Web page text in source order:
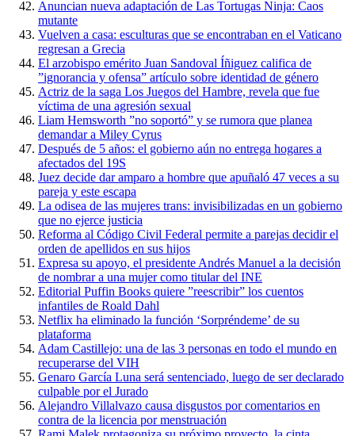
Anuncian nueva adaptación de Las Tortugas Ninja: Caos
mutante
Vuelven a casa: esculturas que se encontraban en el Vaticano
regresan a Grecia
El arzobispo emérito Juan Sandoval Íñiguez califica de
”ignorancia y ofensa” artículo sobre identidad de género
Actriz de la saga Los Juegos del Hambre, revela que fue
víctima de una agresión sexual
Liam Hemsworth ”no soportó” y se rumora que planea
demandar a Miley Cyrus
Después de 5 años: el gobierno aún no entrega hogares a
afectados del 19S
Juez decide dar amparo a hombre que apuñaló 47 veces a su
pareja y este escapa
La odisea de las mujeres trans: invisibilizadas en un gobierno
que no ejerce justicia
Reforma al Código Civil Federal permite a parejas decidir el
orden de apellidos en sus hijos
Expresa su apoyo, el presidente Andrés Manuel a la decisión
de nombrar a una mujer como titular del INE
Editorial Puffin Books quiere ”reescribir” los cuentos
infantiles de Roald Dahl
Netflix ha eliminado la función ‘Sorpréndeme’ de su
plataforma
Adam Castillejo: una de las 3 personas en todo el mundo en
recuperarse del VIH
Genaro García Luna será sentenciado, luego de ser declarado
culpable por el Jurado
Alejandro Villalvazo causa disgustos por comentarios en
contra de la licencia por menstruación